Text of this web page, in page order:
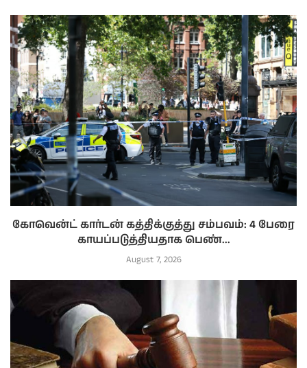
கோவென்ட் கார்டன் கத்திக்குத்து சம்பவம்: 4 பேரை
காயப்படுத்தியதாக பெண்...
August 7, 2026